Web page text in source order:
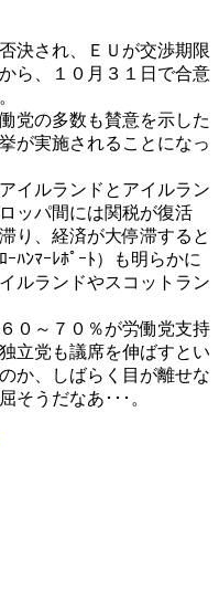
決され、ＥＵが交渉期限
ら、１０月３１日で合意
党の多数も賛意を示した
が実施されることになっ
イルランドとアイルラン
ッパ間には関税が復活
り、経済が大停滞すると
ﾊﾝﾏｰﾚﾎﾟｰﾄ）も明らかに
ルランドやスコットラン
０～７０％が労働党支持
立党も議席を伸ばすとい
か、しばらく目が離せな
そうだなあ･･･。